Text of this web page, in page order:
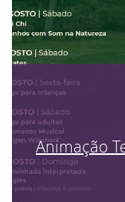
Animação